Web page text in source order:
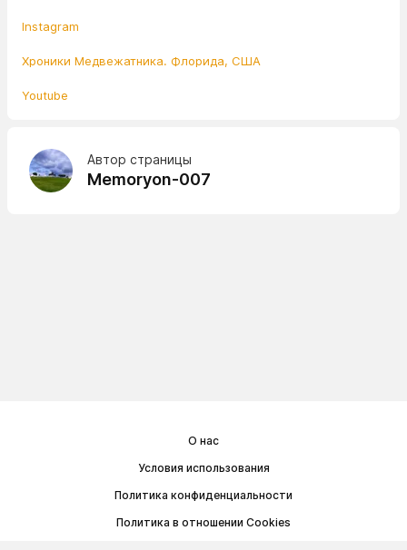
Instagram
Хроники Медвежатника. Флорида, США
Youtube
Автор страницы
Memoryon-007
О нас
Условия использования
Политика конфиденциальности
Политика в отношении Cookies